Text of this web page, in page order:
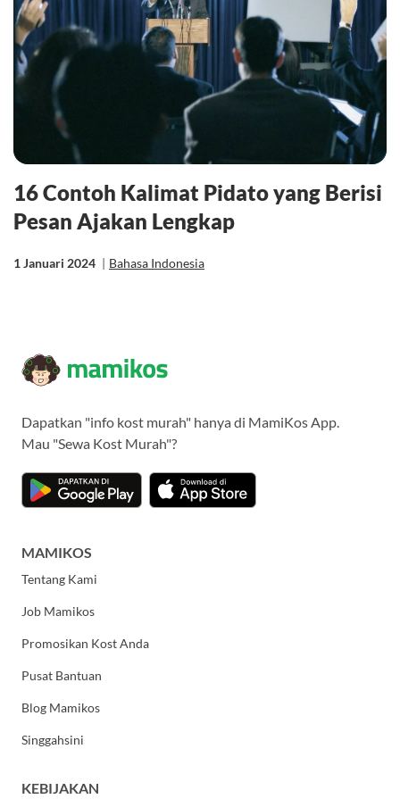
16 Contoh Kalimat Pidato yang Berisi
Pesan Ajakan Lengkap
1 Januari 2024 | Bahasa Indonesia
Dapatkan "info kost murah" hanya di MamiKos App.
Mau "Sewa Kost Murah"?
MAMIKOS
Tentang Kami
Job Mamikos
Promosikan Kost Anda
Pusat Bantuan
Blog Mamikos
Singgahsini
KEBIJAKAN